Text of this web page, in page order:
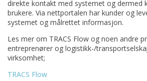
direkte kontakt med systemet og dermed
brukere. Via nettportalen har kunder og
systemet og målrettet informasjon.
Les mer om TRACS Flow og noen andre
entreprenører og logistikk-/
virksomhet;
TRACS Flow